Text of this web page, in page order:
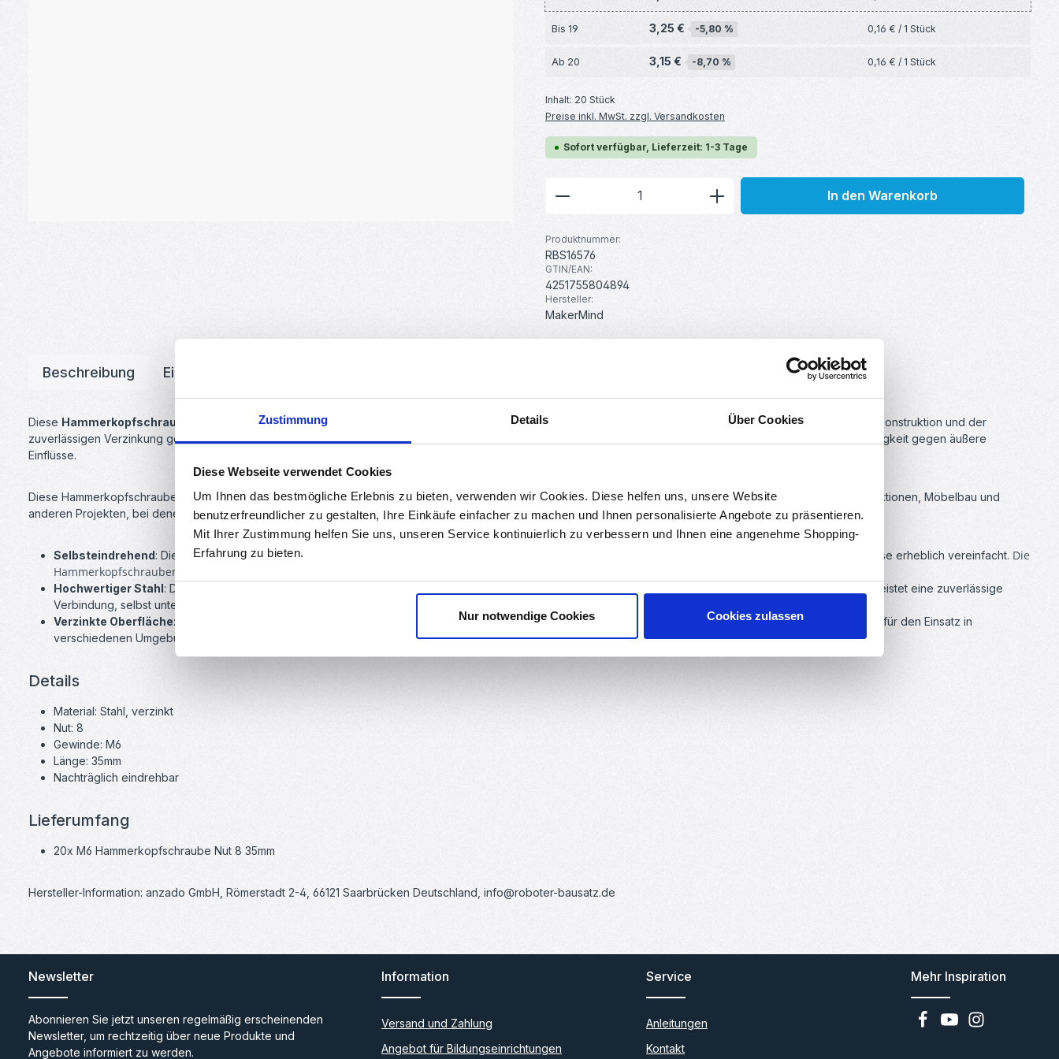
Zustimmung Details Über Cookies
Diese Webseite verwendet Cookies
Um Ihnen das bestmögliche Erlebnis zu bieten, verwenden wir Cookies. Diese helfen uns, unsere Website
benutzerfreundlicher zu gestalten, Ihre Einkäufe einfacher zu machen und Ihnen personalisierte Angebote zu präsentieren.
Mit Ihrer Zustimmung helfen Sie uns, unseren Service kontinuierlich zu verbessern und Ihnen eine angenehme Shopping-
Erfahrung zu bieten.
Nur notwendige Cookies Cookies zulassen
Bis 19 3,25 € -5,80 % 0,16 € / 1 Stück
Ab 20 3,15 € -8,70 % 0,16 € / 1 Stück
Inhalt: 20 Stück
Preise inkl. MwSt. zzgl. Versandkosten
Sofort verfügbar, Lieferzeit: 1-3 Tage
Produkt Anzahl: Gib den gewünschten Wert ein oder
In den Warenkorb
Produktnummer:
RBS16576
GTIN/EAN:
4251755804894
Hersteller:
MakerMind
Beschreibung Eigenschaften
Diese Hammerkopfschrauben sind die ideale Lösung für präzise und sichere Befestigungen von Anbauteilen in
. Mit ihrer hochwertigen Stahlkonstruktion und der
zuverlässigen Verzinkung gewährleistet diese selbsteindrehende Schraube nicht nur eine robuste Verbindung, sondern auch eine lang anhaltende Widerstandsfähigkeit gegen äußere
Einflüsse.
Diese Hammerkopfschraube eignet sich hervorragend für eine Vielzahl von Anwendungen, darunter der Bau von Aluminiumrahmen, Montage von Leichtbaukonstruktionen, Möbelbau und
anderen Projekten, bei denen eine zuverlässige und dauerhafte Befestigung erforderlich ist.
Selbsteindrehend: Die spezielle Konstruktion der Schraube ermöglicht ein müheloses und selbstständiges Eindrehen in das Material, was die Montageprozesse erheblich vereinfacht. Die
Hammerkopfschrauben können seitlich eingeschoben oder an beliebiger Stelle reingelegt und eingedreht werden.
Hochwertiger Stahl: Die Schraube besteht aus hochwertigem Stahl, was nicht nur für Festigkeit, sondern auch für eine hohe Belastbarkeit sorgt. Dies gewährleistet eine zuverlässige
Verbindung, selbst unter anspruchsvollen Bedingungen.
Verzinkte Oberfläche: Die Verzinkung bietet einen effektiven Schutz vor Korrosion und verlängert die Lebensdauer der Schraube. Dies ist besonders wichtig für den Einsatz in
verschiedenen Umgebungen, insbesondere im Zusammenhang mit Aluminiumprofilen.
Details
Material: Stahl, verzinkt
Nut: 8
Gewinde: M6
Länge: 35mm
Nachträglich eindrehbar
Lieferumfang
20x M6 Hammerkopfschraube Nut 8 35mm
Hersteller-Information: anzado GmbH, Römerstadt 2-4, 66121 Saarbrücken Deutschland, info@roboter-bausatz.de
Newsletter
Abonnieren Sie jetzt unseren regelmäßig erscheinenden
Newsletter, um rechtzeitig über neue Produkte und
Angebote informiert zu werden.
Information
Versand und Zahlung
Angebot für Bildungseinrichtungen
Service
Anleitungen
Kontakt
Mehr Inspiration